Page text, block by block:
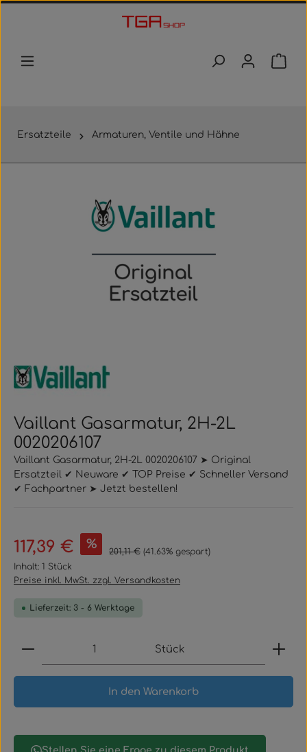
Zum Hauptinhalt springen
Ersatzteile Armaturen, Ventile und Hähne
Vaillant Gasarmatur, 2H-2L
0020206107
Vaillant Gasarmatur, 2H-2L 0020206107 ➤ Original
Ersatzteil ✔ Neuware ✔ TOP Preise ✔ Schneller Versand
✔ Fachpartner ➤ Jetzt bestellen!
Verkaufspreis:
117,39 € % Regulärer Preis:
201,11 € (41.63% gespart)
Inhalt: 1 Stück
Preise inkl. MwSt. zzgl. Versandkosten
Lieferzeit: 3 - 6 Werktage
Produkt Anzahl: Gib den gewünschten Wert
Stück
In den Warenkorb